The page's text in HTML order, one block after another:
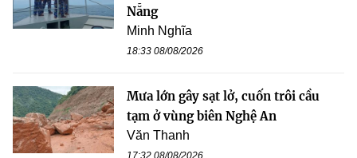
Nẵng
Minh Nghĩa
18:33 08/08/2026
Mưa lớn gây sạt lở, cuốn trôi cầu
tạm ở vùng biên Nghệ An
Văn Thanh
17:32 08/08/2026